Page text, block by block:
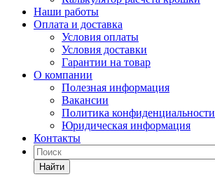
Наши работы
Оплата и доставка
Условия оплаты
Условия доставки
Гарантии на товар
О компании
Полезная информация
Вакансии
Политика конфиденциальности
Юридическая информация
Контакты
Найти